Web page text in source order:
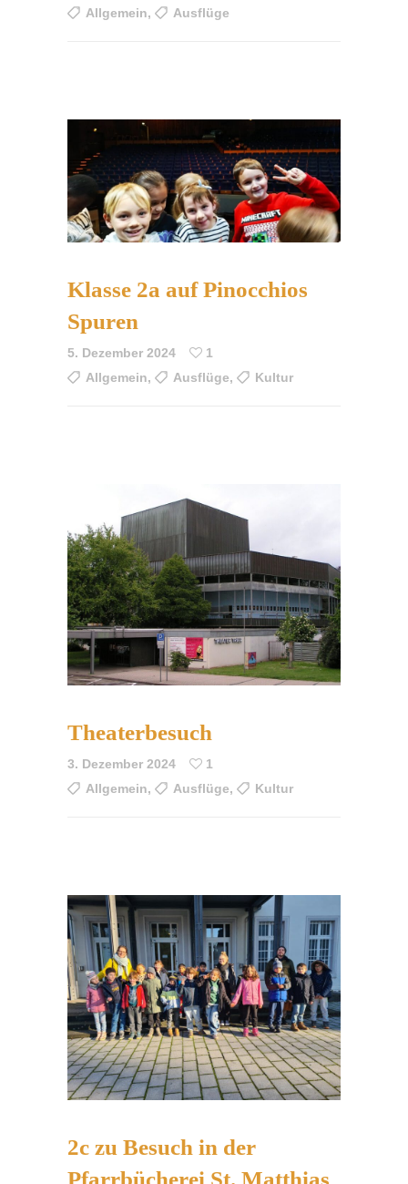
Allgemein, Ausflüge
Klasse 2a auf Pinocchios
Spuren
5. Dezember 2024
1
Allgemein, Ausflüge, Kultur
Theaterbesuch
3. Dezember 2024
1
Allgemein, Ausflüge, Kultur
2c zu Besuch in der